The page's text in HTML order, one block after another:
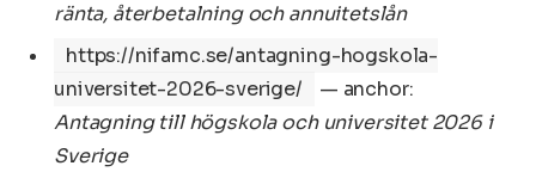
ränta, återbetalning och annuitetslån
https://nifamc.se/antagning-hogskola-
universitet-2026-sverige/
— anchor:
Antagning till högskola och universitet 2026 i
Sverige